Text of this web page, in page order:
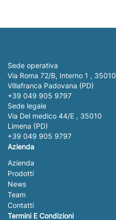
Sede operativa
Via Roma 72/B, Interno 1 , 35010
Villafranca Padovana (PD)
+39 049 905 9797
Sede legale
Via Del medico 44/E , 35010
Limena (PD)
+39 049 905 9797
Azienda
Azienda
Prodotti
News
Team
Contatti
Termini E Condizioni